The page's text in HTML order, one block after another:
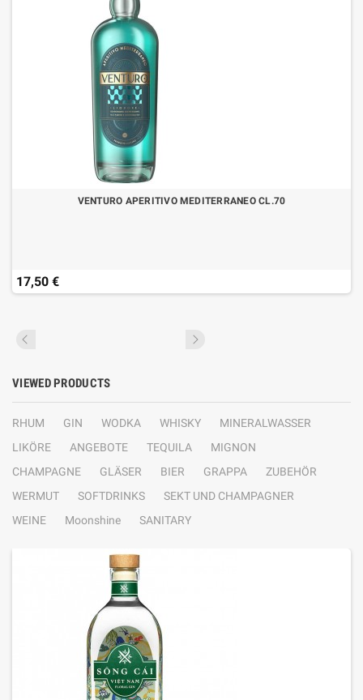
VENTURO APERITIVO MEDITERRANEO CL.70
17,50 €
VIEWED PRODUCTS
RHUM GIN WODKA WHISKY
MINERALWASSER
LIKÖRE
ANGEBOTE TEQUILA
MIGNON
CHAMPAGNE
GLÄSER BIER GRAPPA
ZUBEHÖR
WERMUT
SOFTDRINKS
SEKT UND CHAMPAGNER
WEINE
Moonshine SANITARY